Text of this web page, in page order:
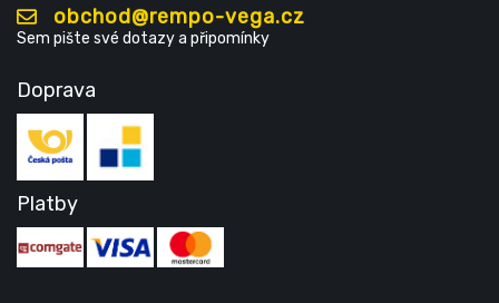
obchod@rempo-vega.cz
Sem pište své dotazy a připomínky
Doprava
Platby